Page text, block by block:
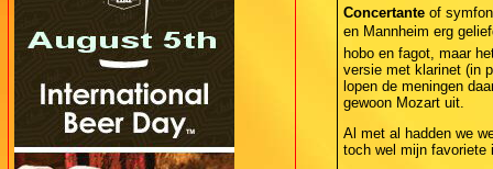
Concertanteof
en Mannheim erg
hobo en fagot, maar
versie met klarinet (in
lopen de meningen
gewoon Mozart uit.
Al met al hadden we
toch wel mijn favoriete